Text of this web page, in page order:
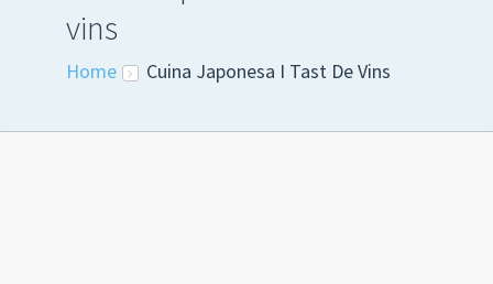
vins
Home Cuina Japonesa I Tast De Vins